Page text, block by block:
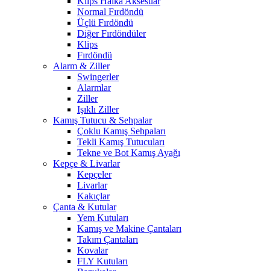
Normal Fırdöndü
Üçlü Fırdöndü
Diğer Fırdöndüler
Klips
Fırdöndü
Alarm & Ziller
Swingerler
Alarmlar
Ziller
Işıklı Ziller
Kamış Tutucu & Sehpalar
Çoklu Kamış Sehpaları
Tekli Kamış Tutucuları
Tekne ve Bot Kamış Ayağı
Kepçe & Livarlar
Kepçeler
Livarlar
Kakıçlar
Çanta & Kutular
Yem Kutuları
Kamış ve Makine Çantaları
Takım Çantaları
Kovalar
FLY Kutuları